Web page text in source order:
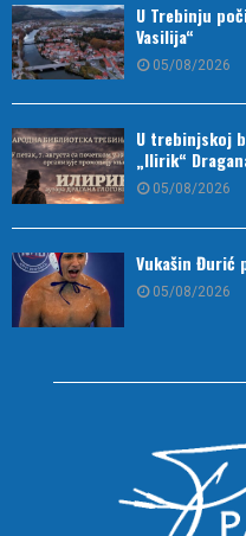
U Trebinju
Vasilija“
05/08/2026
U trebinjskoj
„Ilirik“
05/08/2026
Vukašin Đurić
05/08/2026